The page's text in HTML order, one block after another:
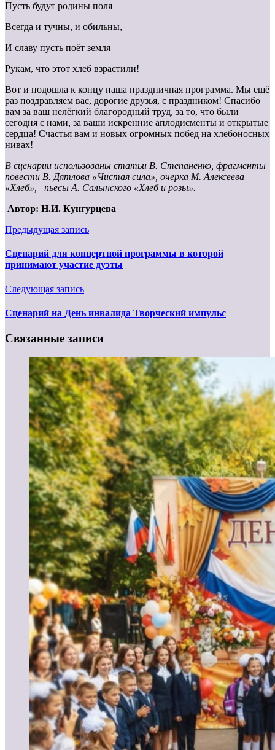
Пусть будут родины поля
Всегда и тучны, и обильны,
И славу пусть поёт земля
Рукам, что этот хлеб взрастили!
Вот и подошла к концу наша праздничная программа. Мы ещё
раз поздравляем вас, дорогие друзья, с праздником! Спасибо
вам за ваш нелёгкий благородный труд, за то, что были
сегодня с нами, за ваши искренние аплодисменты и открытые
сердца! Счастья вам и новых огромных побед на хлебоносных
нивах!
В сценарии использованы статьи В. Степаненко, фрагменты
повести В. Дятлова «Чистая сила», очерка М. Алексеева
«Хлеб», пьесы А. Салынского «Хлеб и розы».
Автор: Н.И. Кунгурцева
Предыдущая запись
Сценарий для концертной программы в которой
принимают участие дуэты
Следующая запись
Сценарий на День инвалида Творческий импульс
Связанные записи